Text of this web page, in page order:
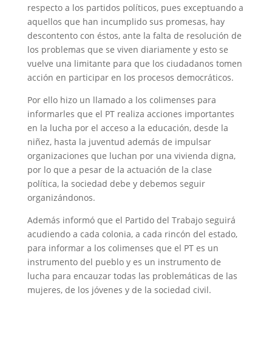
respecto a los partidos políticos, pues exceptuando a
aquellos que han incumplido sus promesas, hay
descontento con éstos, ante la falta de resolución de
los problemas que se viven diariamente y esto se
vuelve una limitante para que los ciudadanos tomen
acción en participar en los procesos democráticos.
Por ello hizo un llamado a los colimenses para
informarles que el PT realiza acciones importantes
en la lucha por el acceso a la educación, desde la
niñez, hasta la juventud además de impulsar
organizaciones que luchan por una vivienda digna,
por lo que a pesar de la actuación de la clase
política, la sociedad debe y debemos seguir
organizándonos.
Además informó que el Partido del Trabajo seguirá
acudiendo a cada colonia, a cada rincón del estado,
para informar a los colimenses que el PT es un
instrumento del pueblo y es un instrumento de
lucha para encauzar todas las problemáticas de las
mujeres, de los jóvenes y de la sociedad civil.